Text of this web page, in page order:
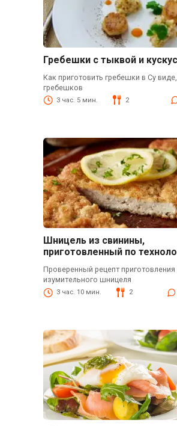
Гребешки с тыквой и
Как приготовить гребешки в Су
гребешков
3 час. 5 мин. 2
Шницель из свинины,
приготовленный по
Проверенный рецепт приготовления
изумительного шницеля
3 час. 10 мин. 2